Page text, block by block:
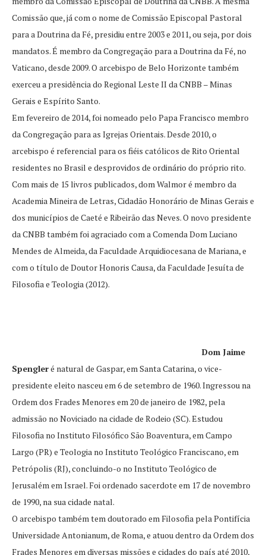
Comissão que, já com o nome de Comissão Episcopal Pastoral
para a Doutrina da Fé, presidiu entre 2003 e 2011, ou seja, por dois
mandatos. É membro da Congregação para a Doutrina da Fé, no
Vaticano, desde 2009. O arcebispo de Belo Horizonte também
exerceu a presidência do Regional Leste II da CNBB – Minas
Gerais e Espírito Santo.
Em fevereiro de 2014, foi nomeado pelo Papa Francisco membro
da Congregação para as Igrejas Orientais. Desde 2010, o
arcebispo é referencial para os fiéis católicos de Rito Oriental
residentes no Brasil e desprovidos de ordinário do próprio rito.
Com mais de 15 livros publicados, dom Walmor é membro da
Academia Mineira de Letras, Cidadão Honorário de Minas Gerais e
dos municípios de Caeté e Ribeirão das Neves. O novo presidente
da CNBB também foi agraciado com a Comenda Dom Luciano
Mendes de Almeida, da Faculdade Arquidiocesana de Mariana, e
com o título de Doutor Honoris Causa, da Faculdade Jesuíta de
Filosofia e Teologia (2012).
Dom Jaime
Spengleré natural de Gaspar, em Santa Catarina, o vice-
presidente eleito nasceu em 6 de setembro de 1960. Ingressou na
Ordem dos Frades Menores em 20 de janeiro de 1982, pela
admissão no Noviciado na cidade de Rodeio (SC). Estudou
Filosofia no Instituto Filosófico São Boaventura, em Campo
Largo (PR) e Teologia no Instituto Teológico Franciscano, em
Petrópolis (RJ), concluindo-o no Instituto Teológico de
Jerusalém em Israel. Foi ordenado sacerdote em 17 de novembro
de 1990, na sua cidade natal.
O arcebispo também tem doutorado em Filosofia pela Pontifícia
Universidade Antonianum, de Roma, e atuou dentro da Ordem dos
Frades Menores em diversas missões e cidades do país até 2010,